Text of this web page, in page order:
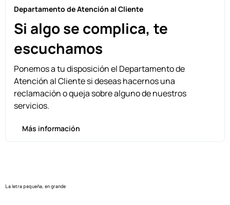
Departamento de Atención al Cliente
Si algo se complica, te
escuchamos
Ponemos a tu disposición el Departamento de
Atención al Cliente si deseas hacernos una
reclamación o queja sobre alguno de nuestros
servicios.
Más información
La letra pequeña, en grande